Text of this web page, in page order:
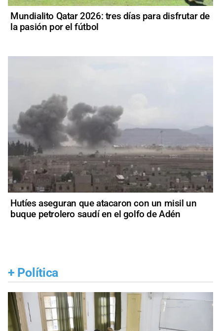
Mundialito Qatar 2026: tres días para disfrutar de
la pasión por el fútbol
Hutíes aseguran que atacaron con un misil un
buque petrolero saudí en el golfo de Adén
+ Política